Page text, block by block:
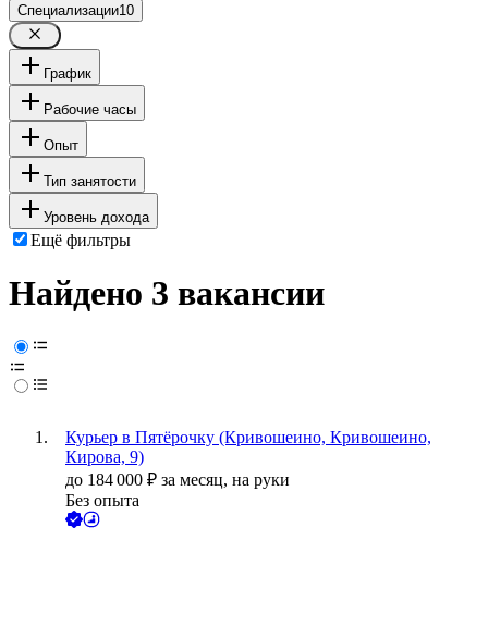
Специализации10
График
Рабочие часы
Опыт
Тип занятости
Уровень дохода
Ещё фильтры
Найдено 3 вакансии
Курьер в Пятёрочку (Кривошеино, Кривошеино,
Кирова, 9)
до 184 000 ₽ за месяц, на руки
Без опыта